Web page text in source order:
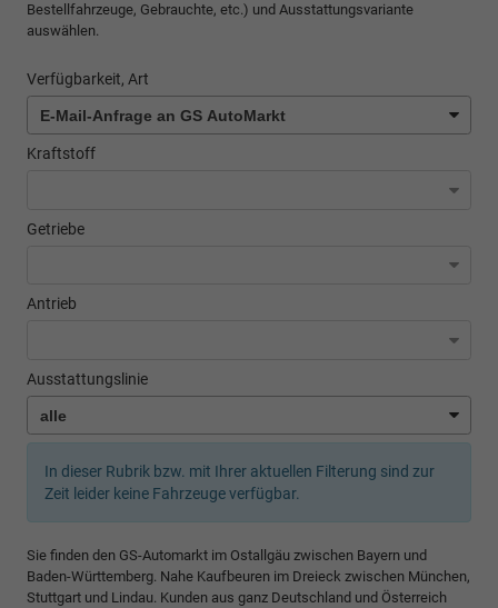
Bestellfahrzeuge, Gebrauchte, etc.) und Ausstattungsvariante
auswählen.
Verfügbarkeit, Art
Kraftstoff
Getriebe
Antrieb
Ausstattungslinie
In dieser Rubrik bzw. mit Ihrer aktuellen Filterung sind zur
Zeit leider keine Fahrzeuge verfügbar.
Sie finden den GS-Automarkt im Ostallgäu zwischen Bayern und
Baden-Württemberg. Nahe Kaufbeuren im Dreieck zwischen München,
Stuttgart und Lindau. Kunden aus ganz Deutschland und Österreich